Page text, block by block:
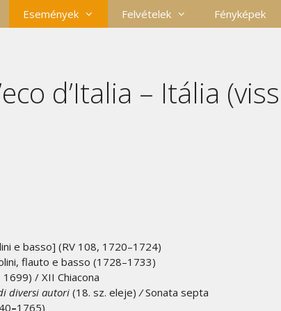
Események Felvételek Fényképek
d’Italia – Itália
e basso] (RV 108, 1720–1724)
flauto e basso (1728–1733)
1699) / XII Chiacona
diversi autori (18. sz. eleje) /Sonata septa
–1765)